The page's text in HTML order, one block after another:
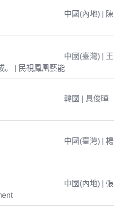
中國(內地) | 陳
中國(臺灣) | 王
。 | 民視鳳凰藝能
韓國 | 具俊曄
中國(臺灣) | 楊
中國(內地) | 張